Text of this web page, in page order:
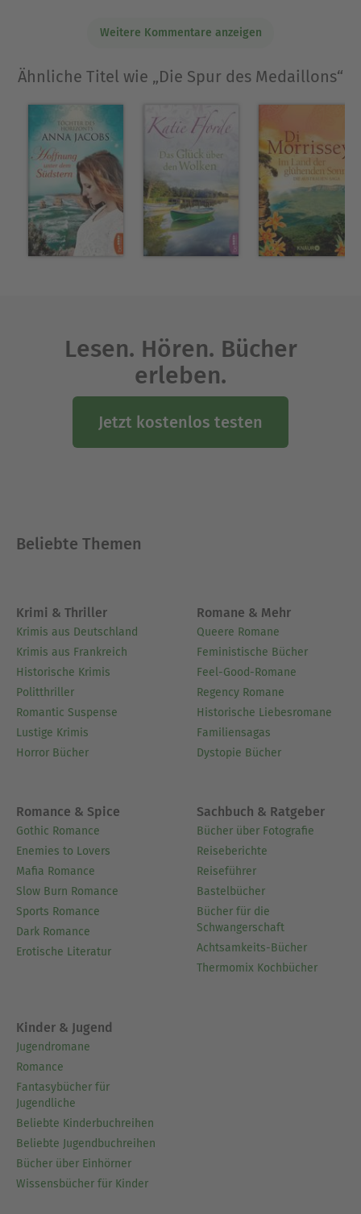
Ausblenden
Weitere Kommentare anzeigen
Ähnliche Titel wie „Die Spur des Medaillons“
Lesen. Hören. Bücher
erleben.
Jetzt kostenlos testen
Beliebte Themen
Krimi & Thriller
Krimis aus Deutschland
Krimis aus Frankreich
Historische Krimis
Politthriller
Romantic Suspense
Lustige Krimis
Horror Bücher
Romane & Mehr
Queere Romane
Feministische Bücher
Feel-Good-Romane
Regency Romane
Historische Liebesromane
Familiensagas
Dystopie Bücher
Romance & Spice
Gothic Romance
Enemies to Lovers
Mafia Romance
Slow Burn Romance
Sports Romance
Dark Romance
Erotische Literatur
Sachbuch & Ratgeber
Bücher über Fotografie
Reiseberichte
Reiseführer
Bastelbücher
Bücher für die
Schwangerschaft
Achtsamkeits-Bücher
Thermomix Kochbücher
Kinder & Jugend
Jugendromane
Romance
Fantasybücher für
Jugendliche
Beliebte Kinderbuchreihen
Beliebte Jugendbuchreihen
Bücher über Einhörner
Wissensbücher für Kinder